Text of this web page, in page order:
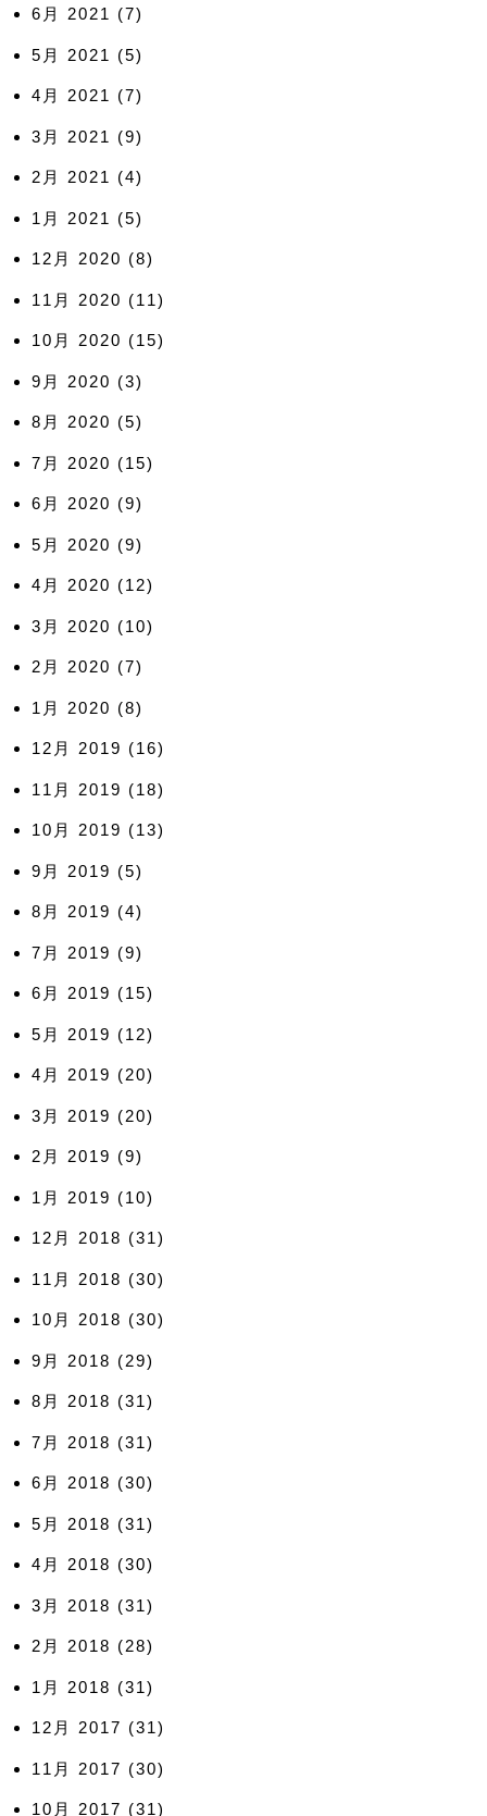
6月 2021 (7)
5月 2021 (5)
4月 2021 (7)
3月 2021 (9)
2月 2021 (4)
1月 2021 (5)
12月 2020 (8)
11月 2020 (11)
10月 2020 (15)
9月 2020 (3)
8月 2020 (5)
7月 2020 (15)
6月 2020 (9)
5月 2020 (9)
4月 2020 (12)
3月 2020 (10)
2月 2020 (7)
1月 2020 (8)
12月 2019 (16)
11月 2019 (18)
10月 2019 (13)
9月 2019 (5)
8月 2019 (4)
7月 2019 (9)
6月 2019 (15)
5月 2019 (12)
4月 2019 (20)
3月 2019 (20)
2月 2019 (9)
1月 2019 (10)
12月 2018 (31)
11月 2018 (30)
10月 2018 (30)
9月 2018 (29)
8月 2018 (31)
7月 2018 (31)
6月 2018 (30)
5月 2018 (31)
4月 2018 (30)
3月 2018 (31)
2月 2018 (28)
1月 2018 (31)
12月 2017 (31)
11月 2017 (30)
10月 2017 (31)